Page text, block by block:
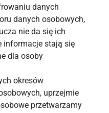
danych
danych osobowych,
nie da się ich
informacje stają się
dla osoby
okresów
uprzejmie
przetwarzamy